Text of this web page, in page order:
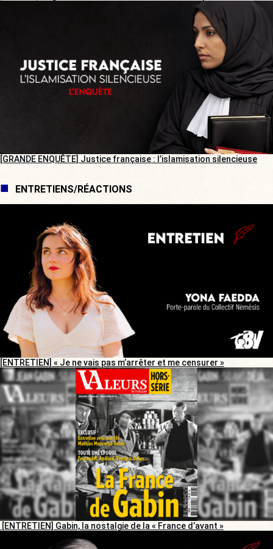
[GRANDE ENQUÊTE] Justice française : l’islamisation silencieuse
ENTRETIENS/RÉACTIONS
[ENTRETIEN] « Je ne vais pas m’arrêter et me censurer »
[ENTRETIEN] Gabin, la nostalgie de la « France d’avant »